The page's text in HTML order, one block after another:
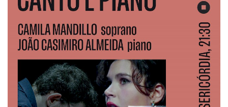
Saúde
Ficha técnica
Cultura